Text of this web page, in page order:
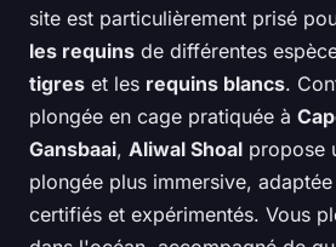
site est particulièrement prisé
les requins de différentes
tigres et les requins blancs.
plongée en cage pratiquée à
Gansbaai, Aliwal Shoal propose
plongée plus immersive,
certifiés et expérimentés. Vous